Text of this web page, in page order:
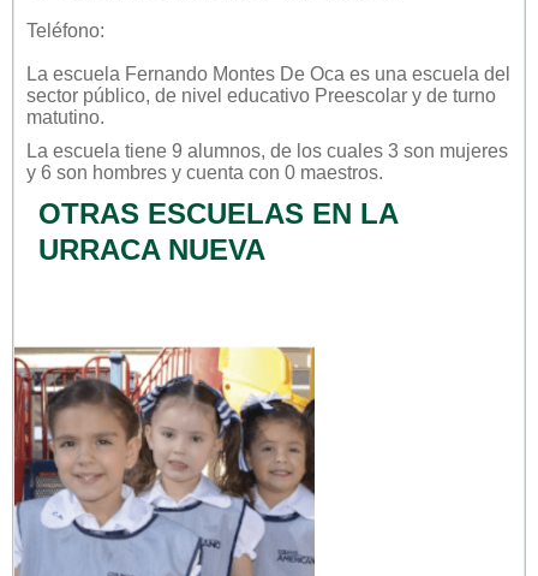
Teléfono:
La escuela Fernando Montes De Oca es una escuela del
sector público, de nivel educativo Preescolar y de turno
matutino.
La escuela tiene 9 alumnos, de los cuales 3 son mujeres
y 6 son hombres y cuenta con 0 maestros.
OTRAS ESCUELAS EN LA
URRACA NUEVA